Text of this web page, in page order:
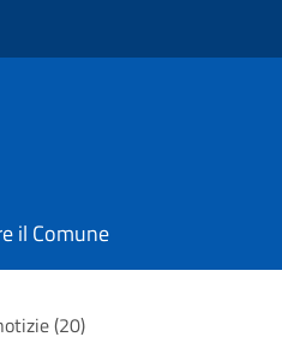
il Comune
(20)